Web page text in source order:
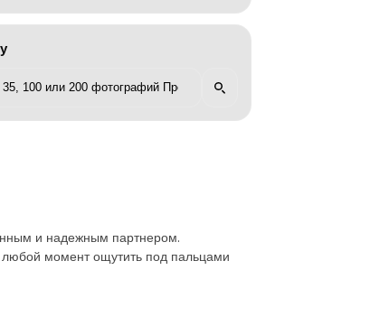
и надежным партнером.
момент ощутить под пальцами